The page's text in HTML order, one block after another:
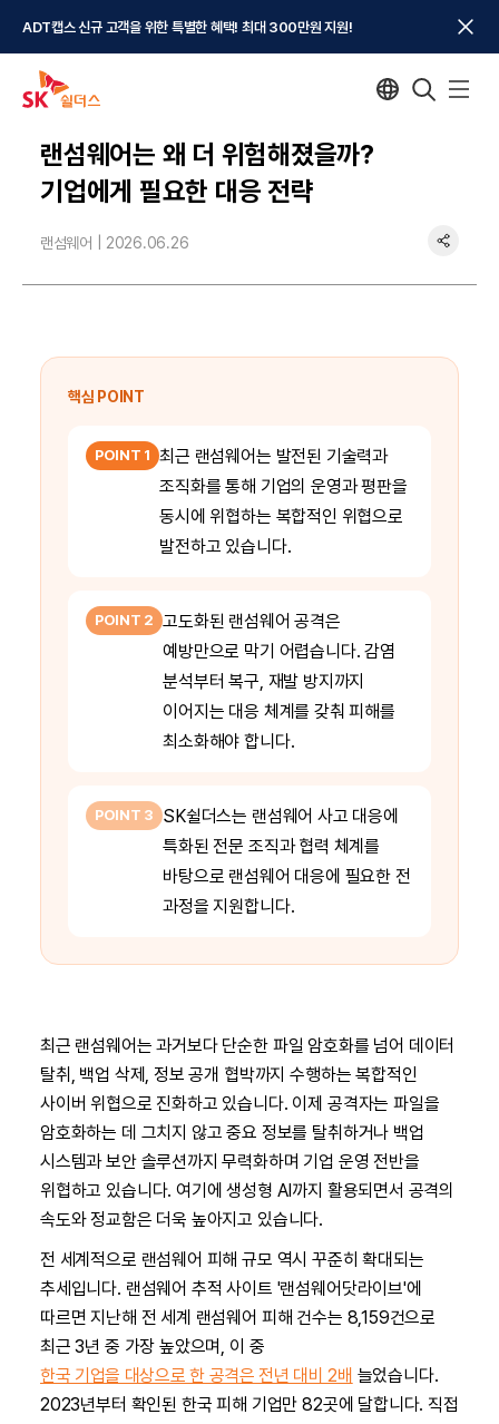
ADT캡스 신규 고객을 위한 특별한 혜택! 최대 300만원 지원!
랜섬웨어는 왜 더 위험해졌을까?
기업에게 필요한 대응 전략
랜섬웨어 | 2026.06.26
핵심 POINT
POINT 1
최근 랜섬웨어는 발전된 기술력과
조직화를 통해 기업의 운영과 평판을
동시에 위협하는 복합적인 위협으로
발전하고 있습니다.
POINT 2
고도화된 랜섬웨어 공격은
예방만으로 막기 어렵습니다. 감염
분석부터 복구, 재발 방지까지
이어지는 대응 체계를 갖춰 피해를
최소화해야 합니다.
POINT 3
SK쉴더스는 랜섬웨어 사고 대응에
특화된 전문 조직과 협력 체계를
바탕으로 랜섬웨어 대응에 필요한 전
과정을 지원합니다.
최근 랜섬웨어는 과거보다 단순한 파일 암호화를 넘어 데이터
탈취, 백업 삭제, 정보 공개 협박까지 수행하는 복합적인
사이버 위협으로 진화하고 있습니다. 이제 공격자는 파일을
암호화하는 데 그치지 않고 중요 정보를 탈취하거나 백업
시스템과 보안 솔루션까지 무력화하며 기업 운영 전반을
위협하고 있습니다. 여기에 생성형 AI까지 활용되면서 공격의
속도와 정교함은 더욱 높아지고 있습니다.
전 세계적으로 랜섬웨어 피해 규모 역시 꾸준히 확대되는
추세입니다. 랜섬웨어 추적 사이트 '랜섬웨어닷라이브'에
따르면 지난해 전 세계 랜섬웨어 피해 건수는 8,159건으로
최근 3년 중 가장 높았으며, 이 중
한국 기업을 대상으로 한 공격은 전년 대비 2배 늘었습니다.
2023년부터 확인된 한국 피해 기업만 82곳에 달합니다. 직접